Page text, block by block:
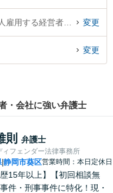
変更
変更
・会社に強い弁護士
則 弁護士
ィフェンダー法律事務所
|静岡市葵区営業時間：本日定休日
歴15年以上】【初回相談無
件・刑事事件に特化！現・